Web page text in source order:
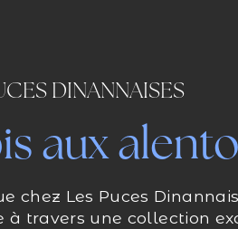
DINANNAISES
aux
chez Les Puces
à travers une collection